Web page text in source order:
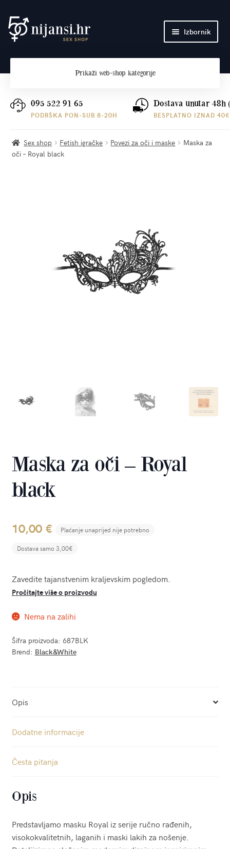
Preskoči
na
Skoči
do
Izbornik
Plaćanje i dostava
Prikaži web-shop kategorije
095 522 91 65
PODRŠKA PON-SUB 8-20H
Dostava unutar 48h
BESPLATNO IZNAD 40€
Sex shop Fetish igračke Povezi za oči i maske
Maska za
oči – Royal black
Maska za oči – Royal
black
10,00 € Plaćanje unaprijed nije potrebno
Dostava samo 3,00€
Zavedite tajanstvenim kraljevskim pogledom.
Pročitajte više o proizvodu
Nema na zalihi
Šifra proizvoda: 687BLK
Brend: Black&White
Opis
Dodatne informacije
Česta pitanja
Opis
Predstavljamo masku Royal iz serije ručno rađenih,
visokokvalitetnih, laganih i maski lakih za nošenje.